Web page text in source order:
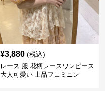
¥3,880 (税込)
レース 服 花柄レースワンピース
大人可愛い 上品フェミニン